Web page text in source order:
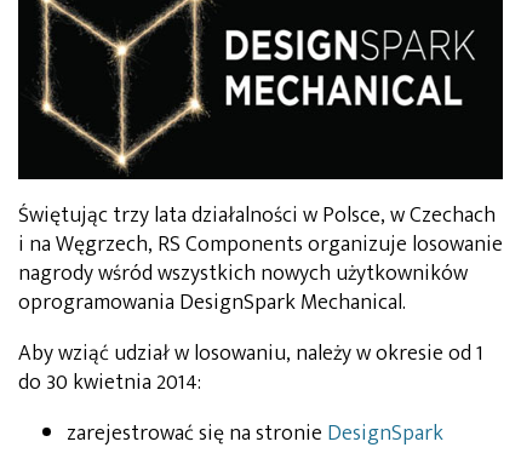
Świętując trzy lata działalności w Polsce, w Czechach
i na Węgrzech, RS Components organizuje losowanie
nagrody wśród wszystkich nowych użytkowników
oprogramowania DesignSpark Mechanical.
Aby wziąć udział w losowaniu, należy w okresie od 1
do 30 kwietnia 2014:
zarejestrować się na stronie DesignSpark